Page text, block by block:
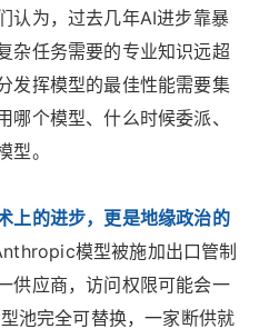
认为，过去几年AI进步靠暴
杂任务需要的专业知识远超
发挥模型的最佳性能需要集
个模型、什么时候委派、
型。
上的进步，更是地缘政治的
模型被施加出口管制
供应商，访问权限可能会一
池完全可替换，一家断供就